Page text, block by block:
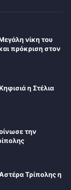
νίκη του
πρόκριση στον
η Στέλια
την
Τρίπολης η